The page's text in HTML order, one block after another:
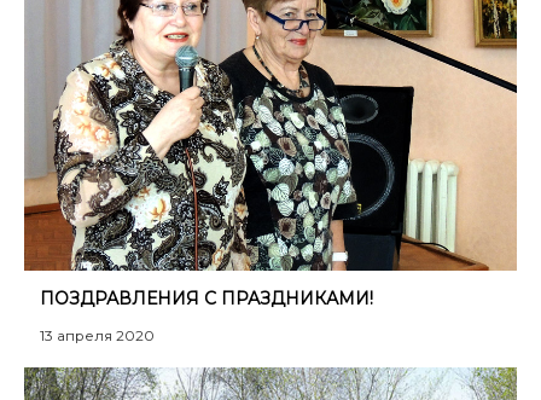
ПОЗДРАВЛЕНИЯ С ПРАЗДНИКАМИ!
13 апреля 2020